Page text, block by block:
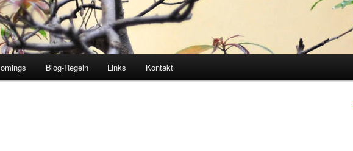
Blog-Regeln Links Kontakt